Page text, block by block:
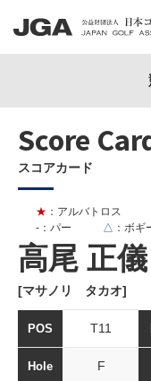
Score
スコアカード
高尾 正儀
[マサノリ タカオ]
★ ：アルバトロス
- ：パー △ ：ボギ
POS T11
Hole F